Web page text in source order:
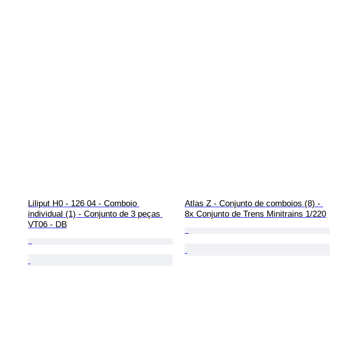
Liliput H0 - 126 04 - Comboio
individual (1) - Conjunto de 3 peças
VT06 - DB
Atlas Z - Conjunto de comboios (8) -
8x Conjunto de Trens Minitrains 1/220